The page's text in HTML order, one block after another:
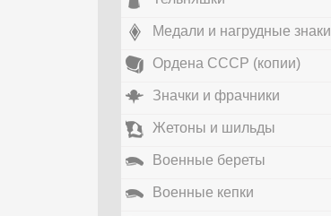
Медали и нагрудные знаки
Ордена СССР (копии)
Значки и фрачники
Жетоны и шильды
Военные береты
Военные кепки